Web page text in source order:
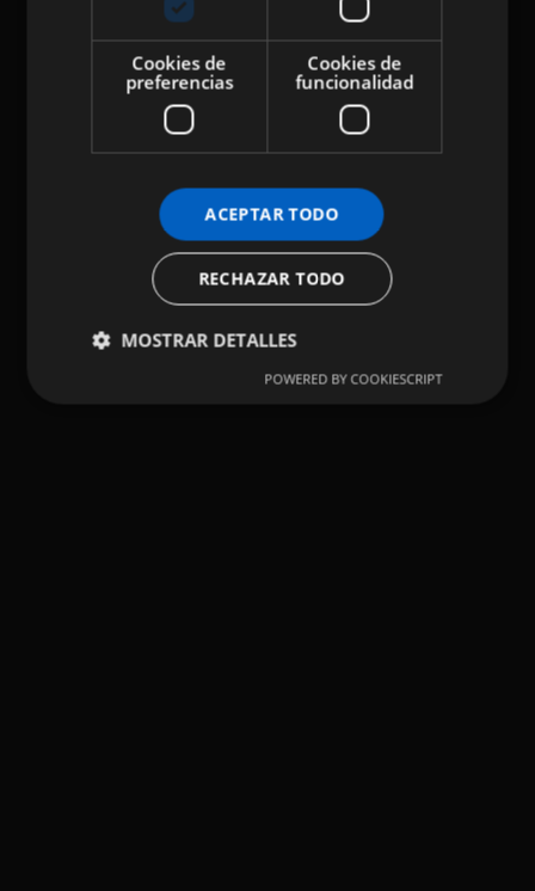
Cookies de
preferencias
Cookies de
funcionalidad
ACEPTAR TODO
RECHAZAR TODO
MOSTRAR DETALLES
POWERED BY COOKIESCRIPT